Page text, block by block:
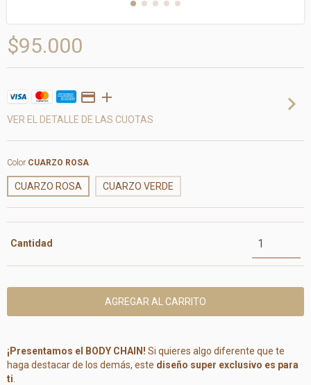
$95.000
VER EL DETALLE DE LAS CUOTAS
Color CUARZO ROSA
CUARZO ROSA CUARZO VERDE
Cantidad
¡Presentamos el BODY CHAIN! Si quieres algo diferente que te
haga destacar de los demás, este diseño super exclusivo es para
ti